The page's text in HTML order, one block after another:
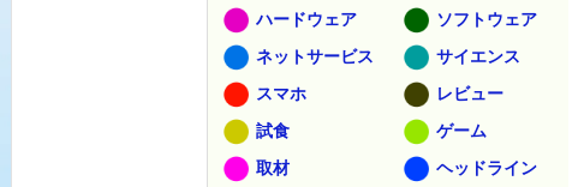
ハードウェア
ソフトウェア
ネットサービス
サイエンス
スマホ
レビュー
試食
ゲーム
取材
ヘッドライン